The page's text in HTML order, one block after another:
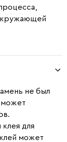
не был
может
клея для
может